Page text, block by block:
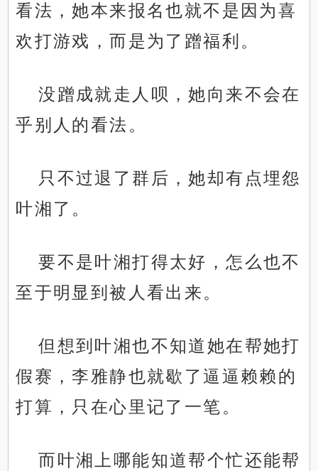
看法，她本来报名也就不是因为喜
欢打游戏，而是为了蹭福利。
没蹭成就走人呗，她向来不会在
乎别人的看法。
只不过退了群后，她却有点埋怨
叶湘了。
要不是叶湘打得太好，怎么也不
至于明显到被人看出来。
但想到叶湘也不知道她在帮她打
假赛，李雅静也就歇了逼逼赖赖的
打算，只在心里记了一笔。
而叶湘上哪能知道帮个忙还能帮